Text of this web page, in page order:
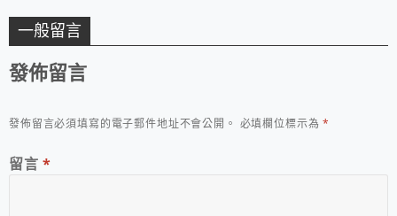
一般留言
發佈留言
發佈留言必須填寫的電子郵件地址不會公開。 必填欄位標示為*
留言 *